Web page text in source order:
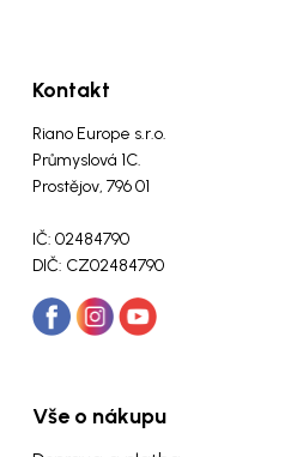
Kontakt
Riano Europe s.r.o.
Průmyslová 1C.
Prostějov, 796 01
IČ: 02484790
DIČ: CZ02484790
Vše o nákupu